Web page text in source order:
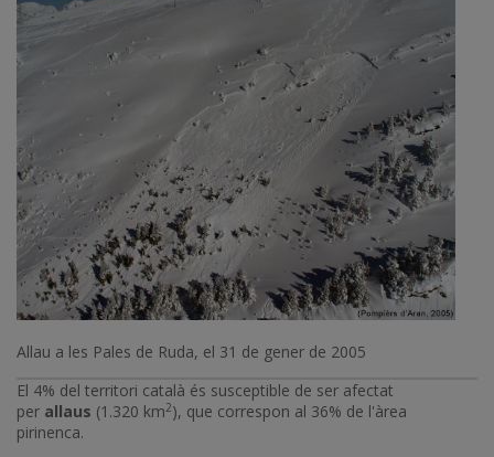
Allau a les Pales de Ruda, el 31 de gener de 2005
El 4% del territori català és susceptible de ser afectat
per allaus (1.320 km2), que correspon al 36% de l'àrea
pirinenca.